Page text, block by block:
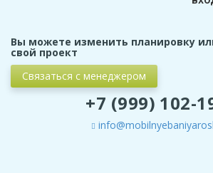
Вы можете изменить планировку
свой проект
Связаться с менеджером
+7 (999) 102-